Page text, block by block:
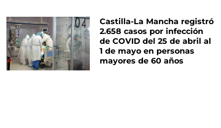
Castilla-La Mancha registró
2.658 casos por infección
de COVID del 25 de abril al
1 de mayo en personas
mayores de 60 años